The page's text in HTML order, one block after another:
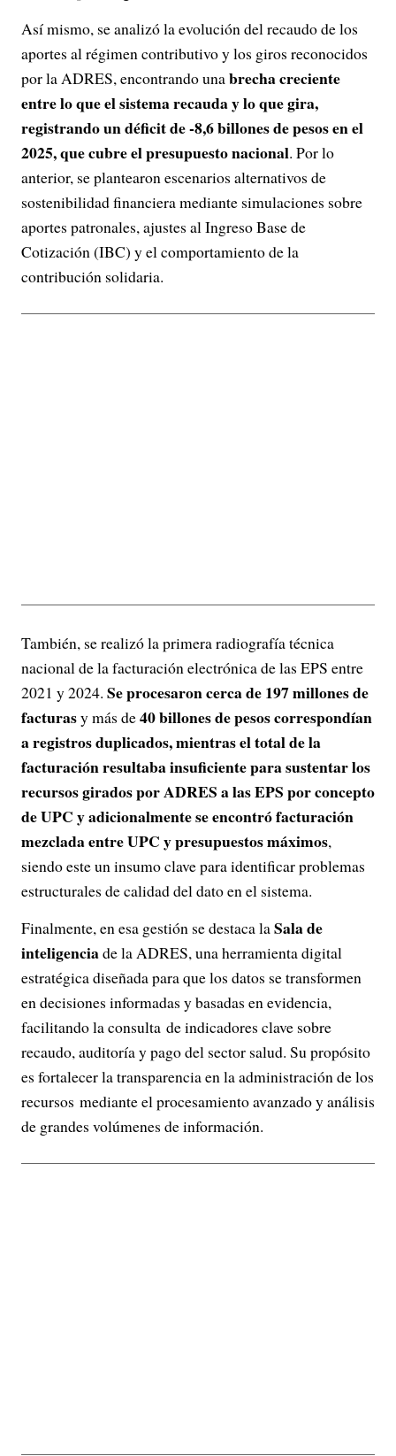
Así mismo, se analizó la evolución del recaudo de los
aportes al régimen contributivo y los giros reconocidos
por la ADRES, encontrando unabrecha creciente
entre lo que el sistema recauda y lo que gira,
registrando un déficit de -8,6 billones de pesos en el
2025, que cubre el presupuesto nacional. Por lo
anterior, se plantearon escenarios alternativos de
sostenibilidad financiera mediante simulaciones sobre
aportes patronales, ajustes al Ingreso Base de
Cotización (IBC) y el comportamiento de la
contribución solidaria.
También, se realizó la primera radiografía técnica
nacional de la facturación electrónica de las EPS entre
2021 y 2024. Se procesaron cerca de 197 millones de
facturasy más de40 billones de pesos correspondían
a registros duplicados, mientras el total de la
facturación resultaba insuficiente para sustentar los
recursos girados por ADRES a las EPS por concepto
de UPC y adicionalmente se encontró facturación
mezclada entre UPC y presupuestos máximos,
siendo este un insumo clave para identificar problemas
estructurales de calidad del dato en el sistema.
Finalmente, en esa gestión se destaca laSala de
inteligenciade la ADRES, una herramienta digital
estratégica diseñada para que los datos se transformen
en decisiones informadas y basadas en evidencia,
facilitando la consulta de indicadores clave sobre
recaudo, auditoría y pago del sector salud. Su propósito
es fortalecer la transparencia en la administración de los
recursos mediante el procesamiento avanzado y análisis
de grandes volúmenes de información.